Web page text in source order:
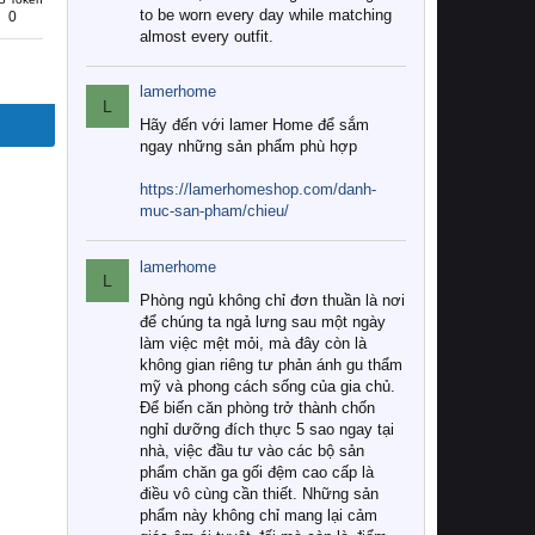
0
to be worn every day while matching
almost every outfit.
L
lamerhome
Hãy đến với lamer Home để sắm
ngay những sản phẩm phù hợp
https://lamerhomeshop.com/danh-
muc-san-pham/chieu/
L
lamerhome
Phòng ngủ không chỉ đơn thuần là nơi
để chúng ta ngả lưng sau một ngày
làm việc mệt mỏi, mà đây còn là
không gian riêng tư phản ánh gu thẩm
mỹ và phong cách sống của gia chủ.
Để biến căn phòng trở thành chốn
nghỉ dưỡng đích thực 5 sao ngay tại
nhà, việc đầu tư vào các bộ sản
phẩm chăn ga gối đệm cao cấp là
điều vô cùng cần thiết. Những sản
phẩm này không chỉ mang lại cảm